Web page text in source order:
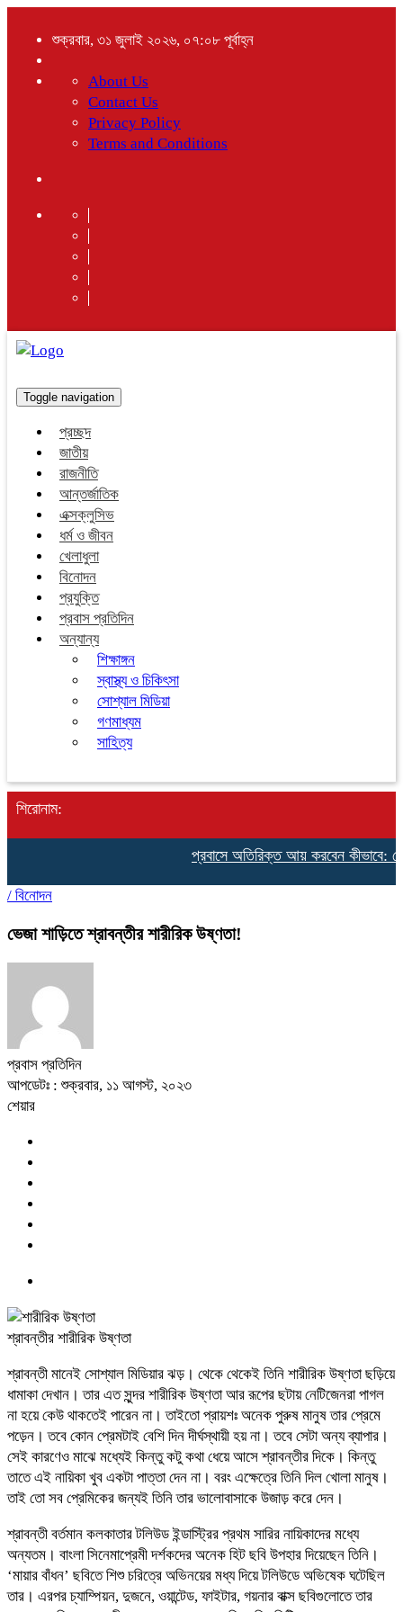
শুক্রবার, ৩১ জুলাই ২০২৬, ০৭:০৮ পূর্বাহ্ন
About Us
Contact Us
Privacy Policy
Terms and Conditions
Toggle navigation
প্রচ্ছদ
জাতীয়
রাজনীতি
আন্তর্জাতিক
এক্সক্লুসিভ
ধর্ম ও জীবন
খেলাধুলা
বিনোদন
প্রযুক্তি
প্রবাস প্রতিদিন
অন্যান্য
শিক্ষাঙ্গন
স্বাস্থ্য ও চিকিৎসা
সোশ্যাল মিডিয়া
গণমাধ্যম
সাহিত্য
শিরোনাম:
প্রবাসে অতিরিক্ত আয় করবেন কীভাবে: জেনে
/ বিনোদন
ভেজা শাড়িতে শ্রাবন্তীর শারীরিক উষ্ণতা!
প্রবাস প্রতিদিন
আপডেটঃ : শুক্রবার, ১১ আগস্ট, ২০২৩
শেয়ার
শ্রাবন্তীর শারীরিক উষ্ণতা
শ্রাবন্তী মানেই সোশ্যাল মিডিয়ার ঝড়। থেকে থেকেই তিনি শারীরিক উষ্ণতা ছড়িয়ে
ধামাকা দেখান। তার এত সুন্দর শারীরিক উষ্ণতা আর রূপের ছটায় নেটিজেনরা পাগল
না হয়ে কেউ থাকতেই পারেন না। তাইতো প্রায়শঃ অনেক পুরুষ মানুষ তার প্রেমে
পড়েন। তবে কোন প্রেমটাই বেশি দিন দীর্ঘস্থায়ী হয় না। তবে সেটা অন্য ব্যাপার।
সেই কারণেও মাঝে মধ্যেই কিন্তু কটু কথা ধেয়ে আসে শ্রাবন্তীর দিকে। কিন্তু
তাতে এই নায়িকা খুব একটা পাত্তা দেন না। বরং এক্ষেত্রে তিনি দিল খোলা মানুষ।
তাই তো সব প্রেমিকের জন্যই তিনি তার ভালোবাসাকে উজাড় করে দেন।
শ্রাবন্তী বর্তমান কলকাতার টলিউড ইন্ডাস্ট্রির প্রথম সারির নায়িকাদের মধ্যে
অন্যতম। বাংলা সিনেমাপ্রেমী দর্শকদের অনেক হিট ছবি উপহার দিয়েছেন তিনি।
‘মায়ার বাঁধন’ ছবিতে শিশু চরিত্রে অভিনয়ের মধ্য দিয়ে টলিউডে অভিষেক ঘটেছিল
তার। এরপর চ্যাম্পিয়ন, দুজনে, ওয়ান্টেড, ফাইটার, গয়নার বাক্স ছবিগুলোতে তার